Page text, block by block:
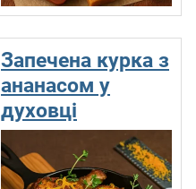
Запечена курка з
ананасом у
духовці